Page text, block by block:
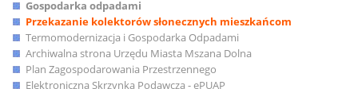
Gospodarka odpadami
Przekazanie kolektorów słonecznych mieszkańcom
Termomodernizacja i Gospodarka Odpadami
Archiwalna strona Urzędu Miasta Mszana Dolna
Plan Zagospodarowania Przestrzennego
Elektroniczna Skrzynka Podawcza - ePUAP